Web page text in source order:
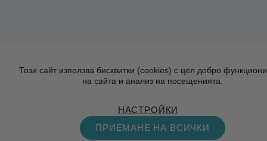
Този сайт използва бисквитки (cookies) с цел добро
на сайта и анализ на посещенията.
НАСТРОЙКИ
ПРИЕМАНЕ НА ВСИЧКИ